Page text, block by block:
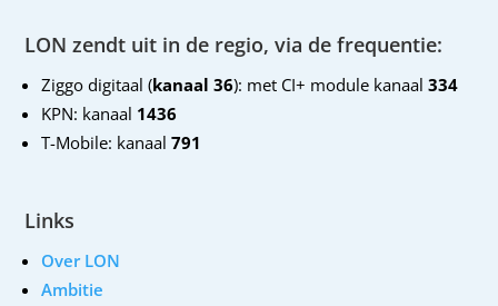
LON zendt uit in de regio, via de frequentie:
Ziggo digitaal (kanaal 36): met CI+ module kanaal 334
KPN: kanaal 1436
T-Mobile: kanaal791
Links
Over LON
Ambitie